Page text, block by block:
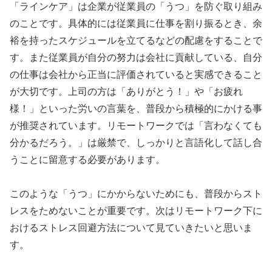
「ラインケア」は企業が従業員の「うつ」を防ぐ取り組み
のことです。具体的には従業員に仕事を割り振るとき、余
裕を持ったスケジュールを立てるなどの配慮をすることで
す。また従業員が自分の努力は会社に貢献している、自分
の仕事は会社から正当に評価されていると実感できること
が大切です。上司の方は「ありがとう！」や「お疲れ
様！」といった労いの言葉を、普段から積極的にかける事
が推奨されています。リモートワークでは「言わなくても
分かるだろう。」は厳禁で、しっかりと言語化して話し合
うことに留意する必要があります。
このような「うつ」にかからないためにも、普段からスト
レスをためないことが重要です。次はリモートワーク下に
おけるストレス回避方法について見ていきたいと思いま
す。